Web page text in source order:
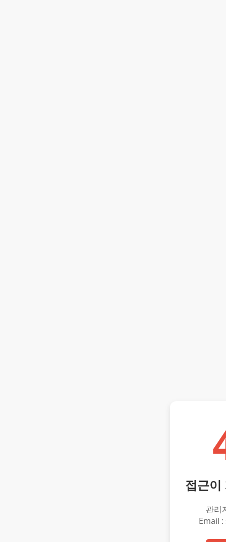
접근이
관리
Email